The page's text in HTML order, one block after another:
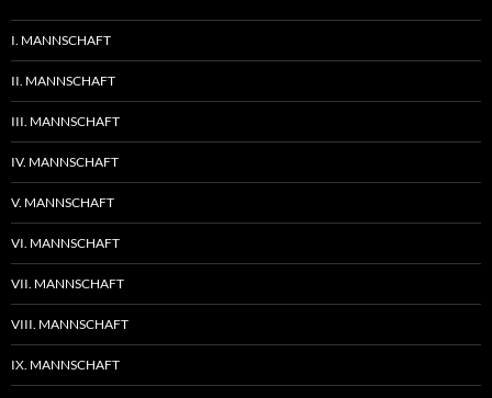
I. MANNSCHAFT
II. MANNSCHAFT
III. MANNSCHAFT
IV. MANNSCHAFT
V. MANNSCHAFT
VI. MANNSCHAFT
VII. MANNSCHAFT
VIII. MANNSCHAFT
IX. MANNSCHAFT